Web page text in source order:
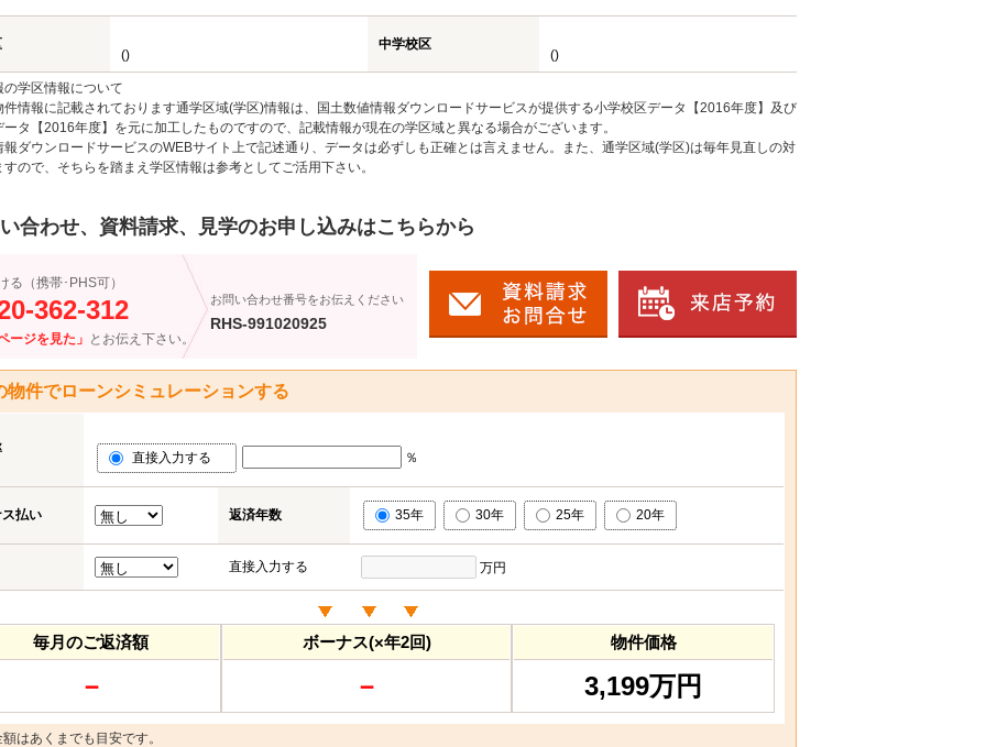
()
中学校区
()
学区情報について
件情報に記載されております通学区域(学区)情報は、国土数値情報ダウンロードサービスが提供する小学校区データ【2016年度】及び
ータ【2016年度】を元に加工したものですので、記載情報が現在の学区域と異なる場合がございます。
報ダウンロードサービスのWEBサイト上で記述通り、データは必ずしも正確とは言えません。また、通学区域(学区)は毎年見直しの対
ので、そちらを踏まえ学区情報は参考としてご活用下さい。
合わせ、資料請求、見学のお申し込みはこちらから
る（携帯･PHS可）
362-312
ージを見た」 とお伝え下さい。
お問い合わせ番号をお伝えください
RHS-991020925
物件でローンシミュレーションする
直接入力する ％
払い 返済年数 35年 30年 25年 20年
直接入力する 万円
毎月のご返済額
－
ボーナス(×年2回)
－
物件価格
3,199万円
はあくまでも目安です。